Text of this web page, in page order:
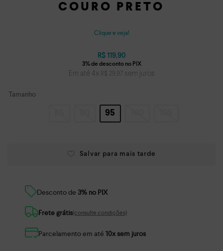
COURO PRETO
Clique e veja!
R$ 119,90
Em até 4x R$ 29,97 sem juros
Tamanho
95
Desconto de 3% no PIX
Frete grátis(consulte condições)
Parcelamento em até 10x sem juros